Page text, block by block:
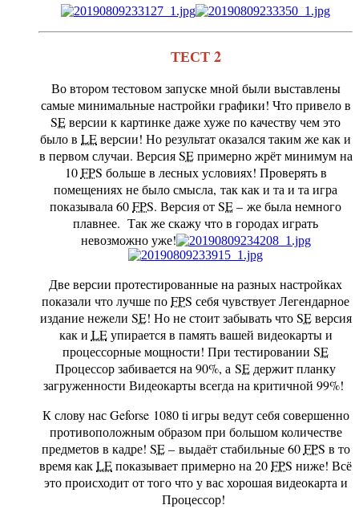
ТЕСТ 2
Во втором тестовом запуске мной были выставлены
самые минимальные настройки графики! Что привело в
SEверсии к картинке даже хуже по качеству чем это
было в LEверсии! Но результат оказался таким же как и
в первом случаи. ВерсияSEпримерно жрёт минимум на
10FPS больше в лесных условиях! Проверять в
помещениях не было смысла, так как и та и та игра
показывала 60FPS. Версия отSE– же была немного
плавнее. Так же скажу что в городах играть
невозможно уже!
Две версии протестированные на разных настройках
показали что лучше поFPS себя чувствует Легендарное
издание нежели SE! Но не стоит забывать чтоSEверсия
как и LEупирается в память вашей видеокарты и
процессорные мощности! При тестировании SE
Процессор забивается на 90%, а SE держит планку
загруженности Видеокарты всегда на критичной 99%!
К слову нас Geforse 1080 ti игры ведут себя совершенно
противоположным образом при большом количестве
предметов в кадре! SE– выдаёт стабильные 60FPS в то
время какLEпоказывает примерно на 20FPS ниже! Всё
это происходит от того что у вас хорошая видеокарта и
Процессор!